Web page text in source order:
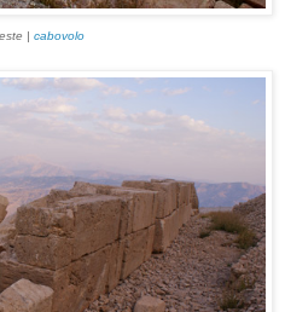
| cabovolo